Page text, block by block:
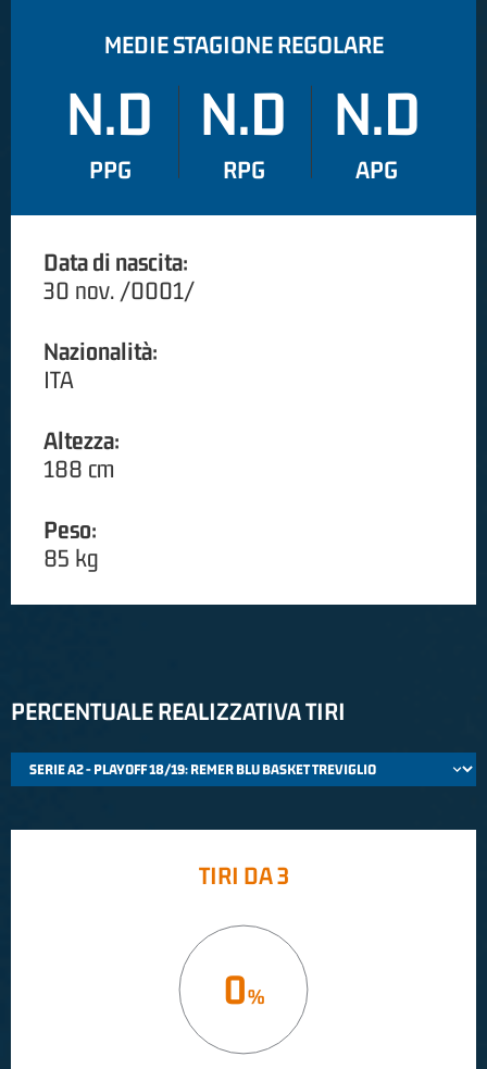
MEDIE STAGIONE REGOLARE
N.D
PPG
N.D
RPG
N.D
APG
Data di nascita:
30 nov. /0001/
Nazionalità:
ITA
Altezza:
188 cm
Peso:
85 kg
PERCENTUALE REALIZZATIVA TIRI
TIRI DA 3
0